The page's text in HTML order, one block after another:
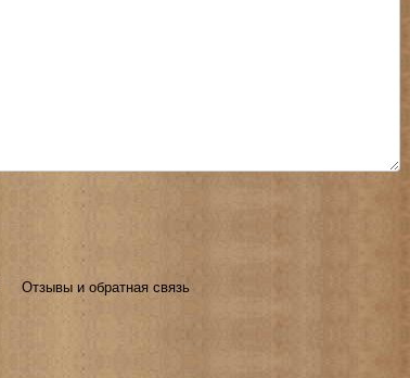
Отзывы и обратная связь